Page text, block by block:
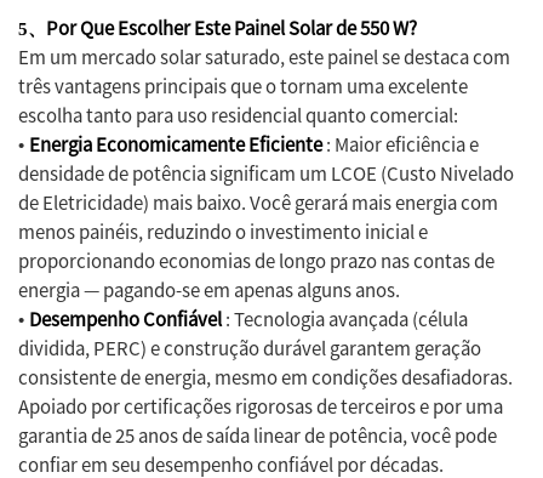
5、 Por Que Escolher Este Painel Solar de 550 W?
Em um mercado solar saturado, este painel se destaca com
três vantagens principais que o tornam uma excelente
escolha tanto para uso residencial quanto comercial:
• Energia Economicamente Eficiente: Maior eficiência e
densidade de potência significam um LCOE (Custo Nivelado
de Eletricidade) mais baixo. Você gerará mais energia com
menos painéis, reduzindo o investimento inicial e
proporcionando economias de longo prazo nas contas de
energia — pagando-se em apenas alguns anos.
• Desempenho Confiável: Tecnologia avançada (célula
dividida, PERC) e construção durável garantem geração
consistente de energia, mesmo em condições desafiadoras.
Apoiado por certificações rigorosas de terceiros e por uma
garantia de 25 anos de saída linear de potência, você pode
confiar em seu desempenho confiável por décadas.